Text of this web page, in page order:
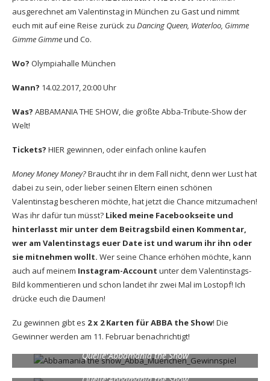
ausgerechnet am Valentinstag in München zu Gast und nimmt
euch mit auf eine Reise zurück zu Dancing Queen, Waterloo, Gimme
Gimme Gimmeund Co.
Wo? Olympiahalle München
Wann? 14.02.2017, 20:00 Uhr
Was? ABBAMANIA THE SHOW, die größte Abba-Tribute-Show der
Welt!
Tickets? HIER gewinnen, oder einfach online kaufen
Money Money Money?Braucht ihr in dem Fall nicht, denn wer Lust hat
dabei zu sein, oder lieber seinen Eltern einen schönen
Valentinstag bescheren möchte, hat jetzt die Chance mitzumachen!
Was ihr dafür tun müsst? Liked meine Facebookseite und
hinterlasst mir unter dem Beitragsbild einen Kommentar,
wer am Valentinstags euer Date ist und warum ihr ihn oder
sie mitnehmen wollt. Wer seine Chance erhöhen möchte, kann
auch auf meinem Instagram-Account unter dem Valentinstags-
Bild kommentieren und schon landet ihr zwei Mal im Lostopf! Ich
drücke euch die Daumen!
Zu gewinnen gibt es 2 x 2 Karten für ABBA the Show! Die
Gewinner werden am 11. Februar benachrichtigt!
Quelle:Abbamania the Show